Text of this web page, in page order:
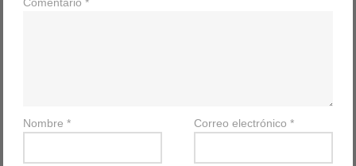
Nombre* Correo electrónico *